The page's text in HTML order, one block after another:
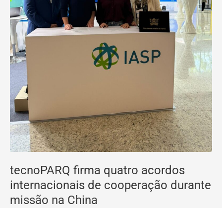
tecnoPARQ firma quatro acordos
internacionais de cooperação durante
missão na China
China